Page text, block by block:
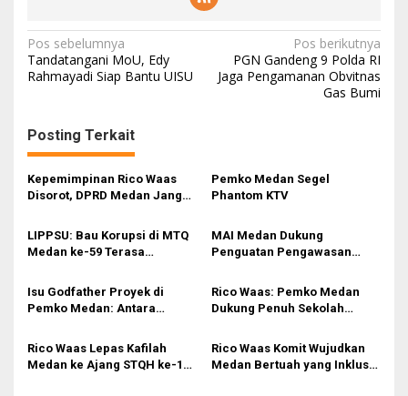
N
a
i
g
a
s
i
p
s
Pos sebelumnya
Tandatangani MoU, Edy
Rahmayadi Siap Bantu UISU
Pos berikutnya
PGN Gandeng 9 Polda RI
Jaga Pengamanan Obvitnas
Gas Bumi
Posting Terkait
Kepemimpinan Rico Waas
Disorot, DPRD Medan Jangan
Pemko Medan Segel
Phantom KTV
LIPPSU: Bau Korupsi di MTQ
Medan ke-59 Terasa
MAI Medan Dukung
Penguatan Pengawasan
Mudik
Isu Godfather Proyek di
Pemko Medan: Antara
yang Harus Dibenahi
Rico Waas: Pemko Medan
Dukung Penuh Sekolah
Prabowo
Rico Waas Lepas Kafilah
Medan ke Ajang STQH ke-19
Rico Waas Komit Wujudkan
Medan Bertuah yang Inklusif